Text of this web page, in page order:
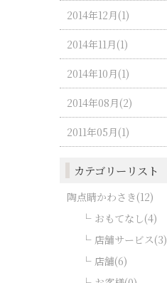
2014年12月(1)
2014年11月(1)
2014年10月(1)
2014年08月(2)
2011年05月(1)
カテゴリーリスト
陶点睛かわさき(12)
おもてなし(4)
店舗サービス(3)
店舗(6)